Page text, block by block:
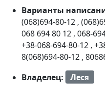
Варианты
(068)694-80-12 ,
068 694 80 12 , 068-
+38-068-694-80-12 ,
8(068)694-80-12 ,
Владелец:
Леся